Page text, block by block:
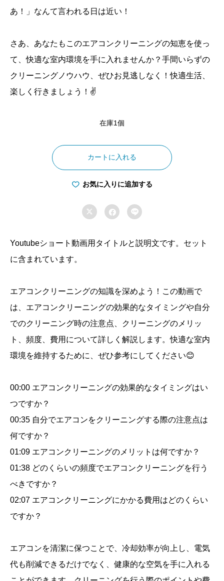
あ！」なんて言われる日は近い！
さあ、あなたもこのエアコンクリーニングの知恵を使っ
て、快適な室内環境を手に入れませんか？手間いらずの
クリーニングノウハウ、ぜひお見逃しなく！快適生活、
楽しく行きましょう！✌️
在庫1個
本
番！
エ
コ
ク
ン
グ
で
快
適
空
を
に
入
う
ー
ト
動
カートに入れる
お気に入りに追加する
  
Youtubeショート動画用タイトルと説明文です。セット
に含まれています。
エアコンクリーニングの知識を深めよう！この動画で
は、エアコンクリーニングの効果的なタイミングや自分
でのクリーニング時の注意点、クリーニングのメリッ
ト、頻度、費用について詳しく解説します。快適な室内
環境を維持するために、ぜひ参考にしてください😊
00:00 エアコンクリーニングの効果的なタイミングはい
つですか？
00:35 自分でエアコンをクリーニングする際の注意点は
何ですか？
01:09 エアコンクリーニングのメリットは何ですか？
01:38 どのくらいの頻度でエアコンクリーニングを行う
べきですか？
02:07 エアコンクリーニングにかかる費用はどのくらい
ですか？
エアコンを清潔に保つことで、冷却効率が向上し、電気
代も削減できるだけでなく、健康的な空気を手に入れる